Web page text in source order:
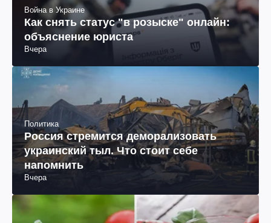
Война в Украине
Как снять статус "в розыске" онлайн:
объяснение юриста
Вчера
Политика
Россия стремится деморализовать
украинский тыл. Что стоит себе
напомнить
Вчера